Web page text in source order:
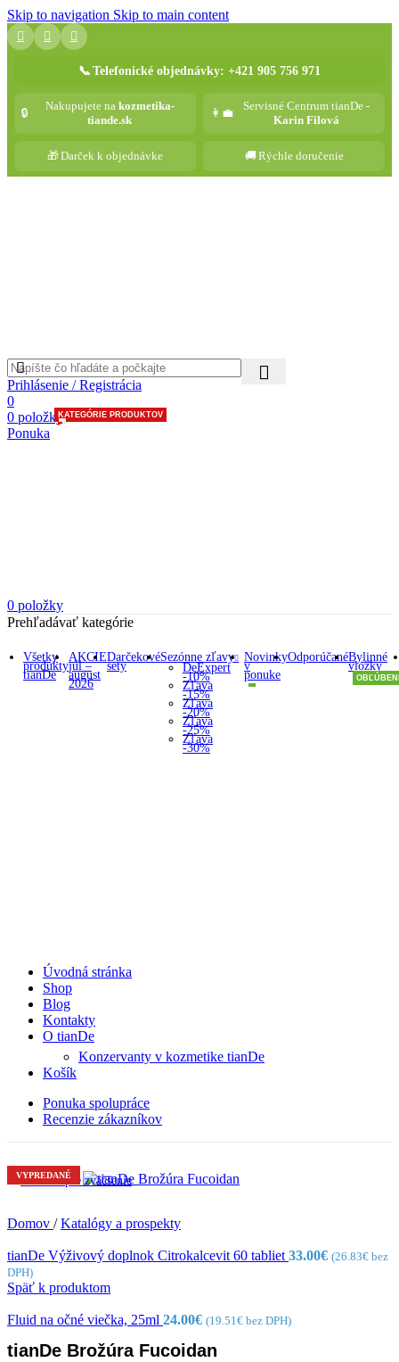
Skip to navigation Skip to main content
📞 Telefonické objednávky: +421 905 756 971
🔒
Nakupujete na kozmetika-
tiande.sk
👩‍💼
Servisné Centrum tianDe -
Karin Filová
🎁Darček k objednávke 🚚Rýchle doručenie
Prihlásenie / Registrácia
0
0 položky
Ponuka
0 položky
Prehľadávať kategórie
Všetky
produkty
tianDe
AKCIE
júl –
august
2026
Darčekové
sety
Sezónne zľavy
DeExpert
-10%
Zľava
-15%
Zľava
-20%
Zľava
-25%
Zľava
-30%
Novinky
v
ponuke
OdporúčanéBylinné
vložky
Úvodná stránka
Shop
KATEGÓRIE PRODUKTOV
Blog
Kontakty
O tianDe
Konzervanty v kozmetike tianDe
Košík
Ponuka spolupráce
Recenzie zákazníkov
VYPREDANÉ
Kliknite pre zväčšenie
Domov / Katalógy a prospekty
tianDe Výživový doplnok Citrokalcevit 60 tabliet 33.00€ (26.83€ bez
DPH)
Späť k produktom
Fluid na očné viečka, 25ml 24.00€ (19.51€ bez DPH)
tianDe Brožúra Fucoidan